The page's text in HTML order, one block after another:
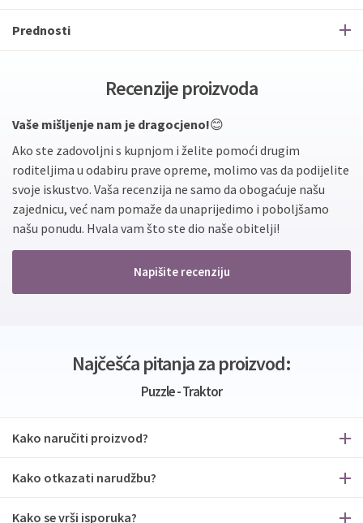
Prednosti
Recenzije proizvoda
Vaše mišljenje nam je dragocjeno!😊
Ako ste zadovoljni s kupnjom i želite pomoći drugim
roditeljima u odabiru prave opreme, molimo vas da podijelite
svoje iskustvo. Vaša recenzija ne samo da obogaćuje našu
zajednicu, već nam pomaže da unaprijedimo i poboljšamo
našu ponudu. Hvala vam što ste dio naše obitelji!
Napišite recenziju
Najčešća pitanja za proizvod:
Puzzle - Traktor
Kako naručiti proizvod?
Kako otkazati narudžbu?
Kako se vrši isporuka?